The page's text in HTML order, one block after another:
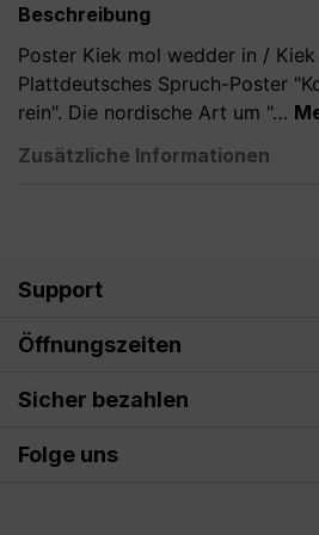
Beschreibung
Poster Kiek mol wedder in /
Plattdeutsches Spruch-Poster
rein". Die nordische Art um "…
Zusätzliche Informationen
Support
Öffnungszeiten
Sicher bezahlen
Folge uns